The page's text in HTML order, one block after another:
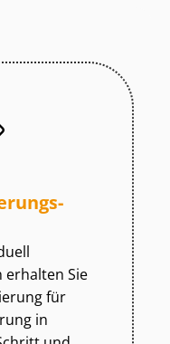
erhalten Sie
für
in